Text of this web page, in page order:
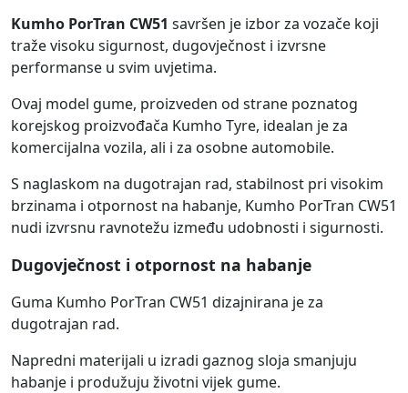
Kumho PorTran CW51 savršen je izbor za vozače koji
traže visoku sigurnost, dugovječnost i izvrsne
performanse u svim uvjetima.
Ovaj model gume, proizveden od strane poznatog
korejskog proizvođača Kumho Tyre, idealan je za
komercijalna vozila, ali i za osobne automobile.
S naglaskom na dugotrajan rad, stabilnost pri visokim
brzinama i otpornost na habanje, Kumho PorTran CW51
nudi izvrsnu ravnotežu između udobnosti i sigurnosti.
Dugovječnost i otpornost na habanje
Guma Kumho PorTran CW51 dizajnirana je za
dugotrajan rad.
Napredni materijali u izradi gaznog sloja smanjuju
habanje i produžuju životni vijek gume.